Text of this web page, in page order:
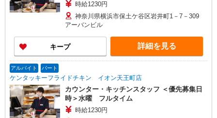
時給1230円
神奈川県横浜市保土ケ谷区岩井町1－7－309
アーバンビル
キープ 詳細を見る
アルバイト パート
ケンタッキーフライドチキン イオン天王町店
カウンター・キッチンスタッフ ＜優先募集日
時＞水曜 フルタイム
時給1230円